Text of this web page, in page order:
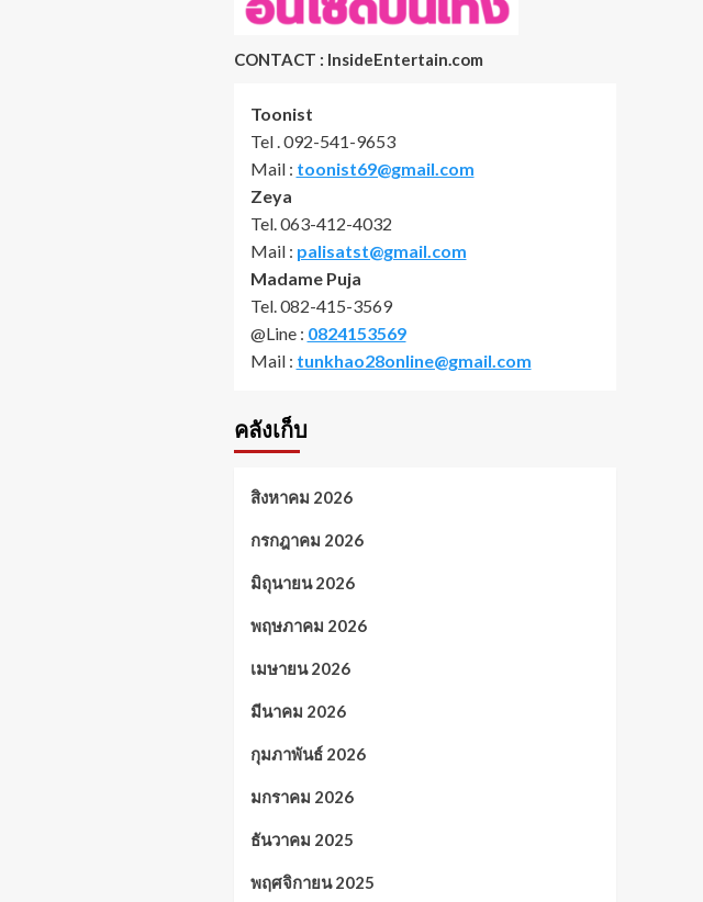
CONTACT : InsideEntertain.com
Toonist
Tel . 092-541-9653
Mail : toonist69@gmail.com
Zeya
Tel. 063-412-4032
Mail : palisatst@gmail.com
Madame Puja
Tel. 082-415-3569
@Line : 0824153569
Mail : tunkhao28online@gmail.com
คลังเก็บ
สิงหาคม 2026
กรกฎาคม 2026
มิถุนายน 2026
พฤษภาคม 2026
เมษายน 2026
มีนาคม 2026
กุมภาพันธ์ 2026
มกราคม 2026
ธันวาคม 2025
พฤศจิกายน 2025